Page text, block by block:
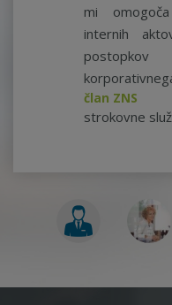
mi
internih
član ZNS
strokovne